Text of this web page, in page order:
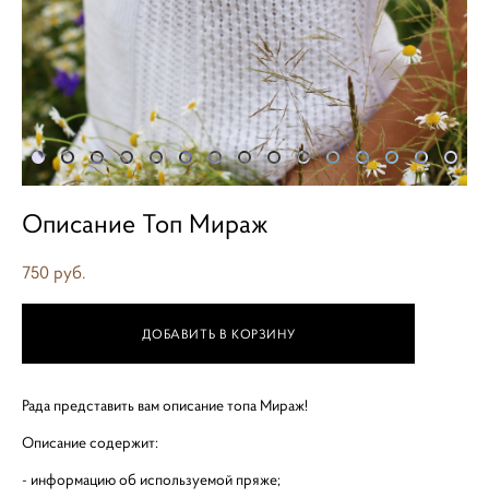
Описание Топ Мираж
750 pуб.
ДОБАВИТЬ В КОРЗИНУ
Рада представить вам описание топа Мираж!
Описание содержит:
- информацию об используемой пряже;